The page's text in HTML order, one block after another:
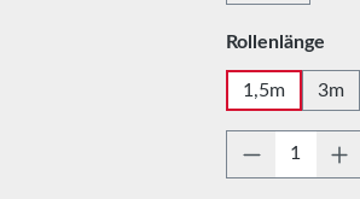
Sélectionnez
Rollenlänge
1,5m 3m
Quantité